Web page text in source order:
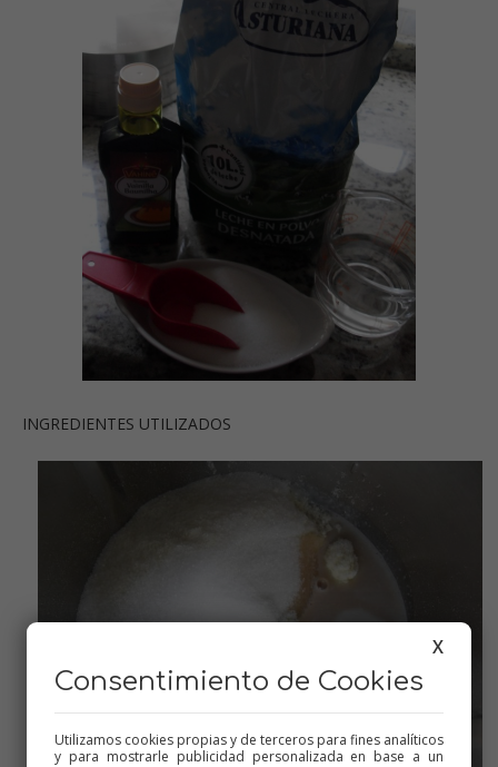
INGREDIENTES UTILIZADOS
X
Consentimiento de Cookies
Utilizamos cookies propias y de terceros para fines analíticos
y para mostrarle publicidad personalizada en base a un